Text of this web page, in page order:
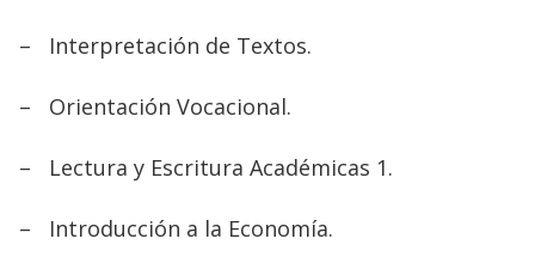
– Interpretación de Textos.
– Orientación Vocacional.
– Lectura y Escritura Académicas 1.
– Introducción a la Economía.